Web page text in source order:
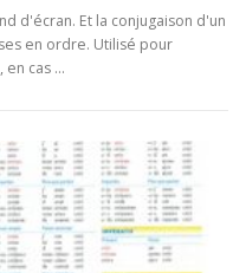
d'écran. Et la conjugaison d'un
en ordre. Utilisé pour
en cas …